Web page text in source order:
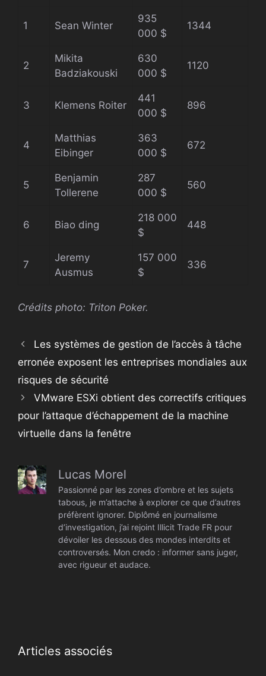
1 Sean Winter
935
000 $
1344
2
Mikita
Badziakouski
630
000 $
1120
3 Klemens Roiter
441
000 $
896
4
Matthias
Eibinger
363
000 $
672
5
Benjamin
Tollerene
287
000 $
560
6 Biao ding
218 000
$
448
7
Jeremy
Ausmus
157 000
$
336
Crédits photo: Triton Poker.
Les systèmes de gestion de l’accès à tâche
erronée exposent les entreprises mondiales aux
risques de sécurité
VMware ESXi obtient des correctifs critiques
pour l’attaque d’échappement de la machine
virtuelle dans la fenêtre
Lucas Morel
Passionné par les zones d’ombre et les sujets
tabous, je m’attache à explorer ce que d’autres
préfèrent ignorer. Diplômé en journalisme
d’investigation, j’ai rejoint Illicit Trade FR pour
dévoiler les dessous des mondes interdits et
controversés. Mon credo : informer sans juger,
avec rigueur et audace.
Articles associés